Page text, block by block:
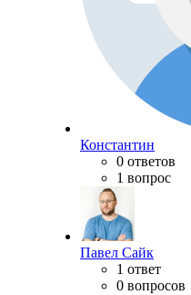
Константин
0 ответов
1 вопрос
Павел Сайк
1 ответ
0 вопросов